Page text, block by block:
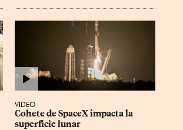
VIDEO
Cohete de SpaceX impacta la
superficie lunar